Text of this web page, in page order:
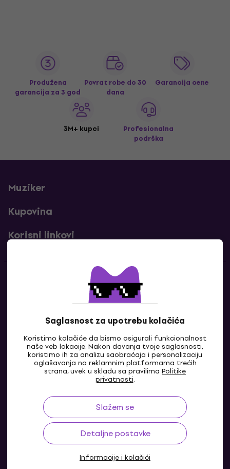
Saglasnost za upotrebu kolačića
Koristimo kolačiće da bismo osigurali funkcionalnost
naše veb lokacije. Nakon davanja tvoje saglasnosti,
koristimo ih za analizu saobraćaja i personalizaciju
oglašavanja na reklamnim platformama trećih
strana, uvek u skladu sa pravilima Politike
privatnosti.
Slažem se
Detaljne postavke
Informacije i kolačići
Produžena
garancija za 3 god
Povrat robe do 30
dana
Garancija cene
3M+ kupci
Profesionalna
podrška
Muziker
Kupovina
Korisni linkovi
Kontakti
Kontaktiraj nas
RS